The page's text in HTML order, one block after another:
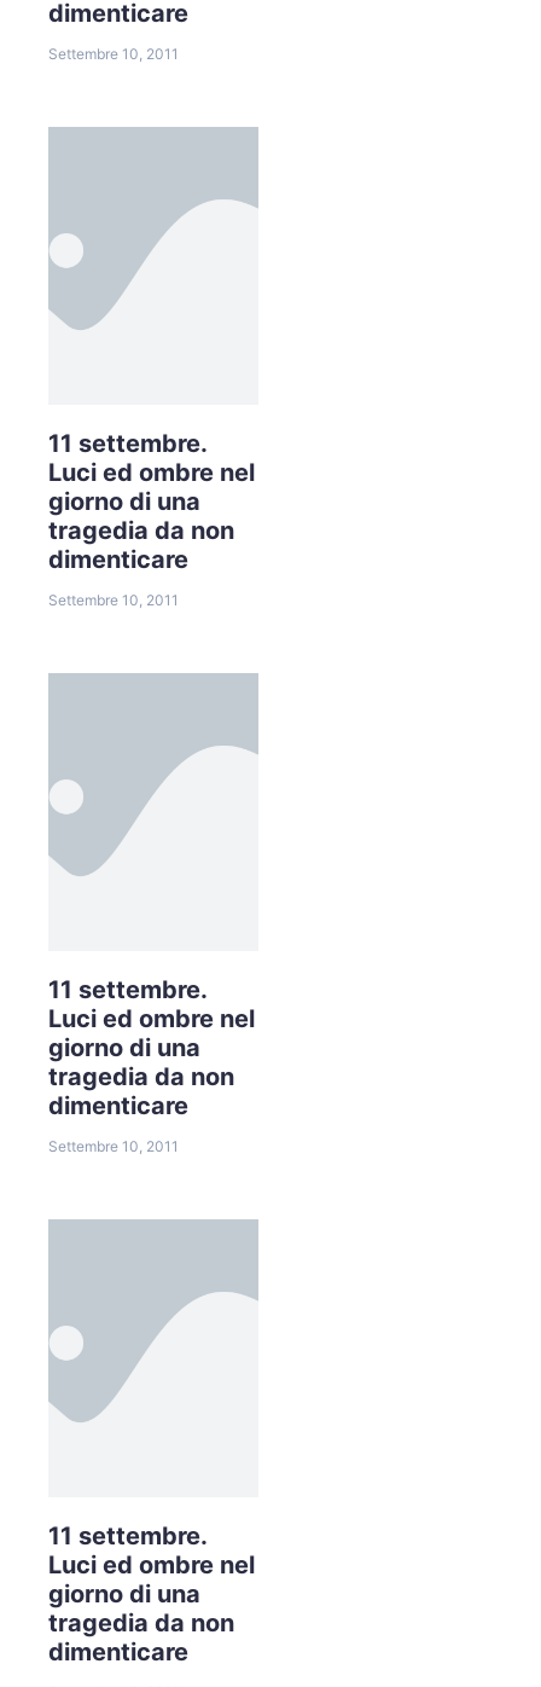
dimenticare
Settembre 10, 2011
11 settembre.
Luci ed ombre nel
giorno di una
tragedia da non
dimenticare
Settembre 10, 2011
11 settembre.
Luci ed ombre nel
giorno di una
tragedia da non
dimenticare
Settembre 10, 2011
11 settembre.
Luci ed ombre nel
giorno di una
tragedia da non
dimenticare